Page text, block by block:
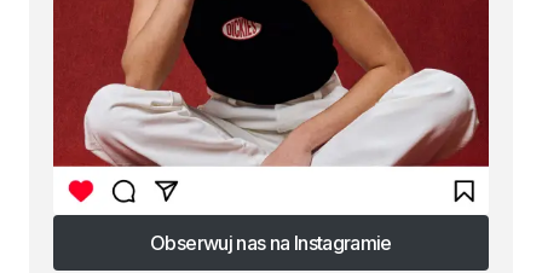
Obserwuj nas na Instagramie